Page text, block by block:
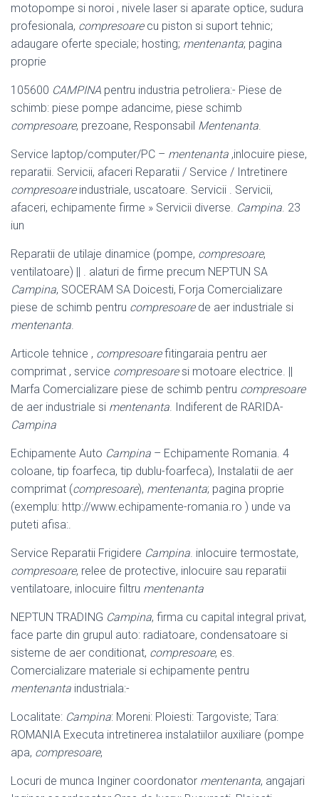
motopompe si noroi , nivele laser si aparate optice, sudura
profesionala, compresoarecu piston si suport tehnic;
adaugare oferte speciale; hosting; mentenanta; pagina
proprie
105600 CAMPINA pentru industria petroliera:- Piese de
schimb: piese pompe adancime, piese schimb
compresoare, prezoane, Responsabil Mentenanta.
Service laptop/computer/PC – mentenanta ,inlocuire piese,
reparatii. Servicii, afaceri Reparatii / Service / Intretinere
compresoareindustriale, uscatoare. Servicii . Servicii,
afaceri, echipamente firme » Servicii diverse. Campina. 23
iun
Reparatii de utilaje dinamice (pompe, compresoare,
ventilatoare) || . alaturi de firme precum NEPTUN SA
Campina, SOCERAM SA Doicesti, Forja Comercializare
piese de schimb pentru compresoarede aer industriale si
mentenanta.
Articole tehnice , compresoarefitingaraia pentru aer
comprimat , service compresoaresi motoare electrice. ||
Marfa Comercializare piese de schimb pentru compresoare
de aer industriale si mentenanta. Indiferent de RARIDA-
Campina
Echipamente Auto Campina – Echipamente Romania. 4
coloane, tip foarfeca, tip dublu-foarfeca), Instalatii de aer
comprimat (compresoare), mentenanta; pagina proprie
(exemplu: http://www.echipamente-romania.ro ) unde va
puteti afisa:.
Service Reparatii Frigidere Campina. inlocuire termostate,
compresoare, relee de protective, inlocuire sau reparatii
ventilatoare, inlocuire filtru mentenanta
NEPTUN TRADING Campina, firma cu capital integral privat,
face parte din grupul auto: radiatoare, condensatoare si
sisteme de aer conditionat, compresoare, es.
Comercializare materiale si echipamente pentru
mentenanta industriala:-
Localitate: Campina: Moreni: Ploiesti: Targoviste; Tara:
ROMANIA Executa intretinerea instalatiilor auxiliare (pompe
apa, compresoare,
Locuri de munca Inginer coordonator mentenanta, angajari